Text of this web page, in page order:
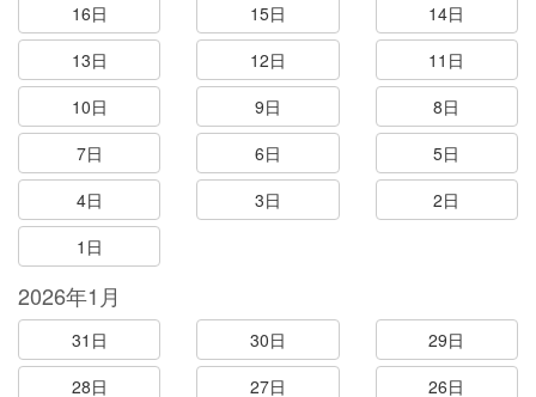
16日
15日
14日
13日
12日
11日
10日
9日
8日
7日
6日
5日
4日
3日
2日
1日
2026年1月
31日 30日
29日
28日
27日 26日